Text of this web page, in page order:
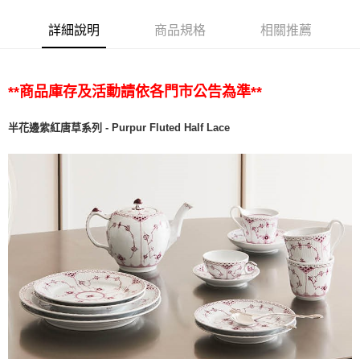
詳細說明 商品規格 相關推薦
**商品庫存及活動請依各門市公告為準**
半花邊紫紅唐草系列 - Purpur Fluted Half Lace